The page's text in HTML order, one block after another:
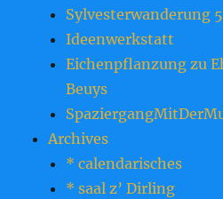
Sylvesterwanderung
Ideenwerkstatt
Eichenpflanzung zu
Beuys
Archives
* calendarisches
* saal z’ Dirling